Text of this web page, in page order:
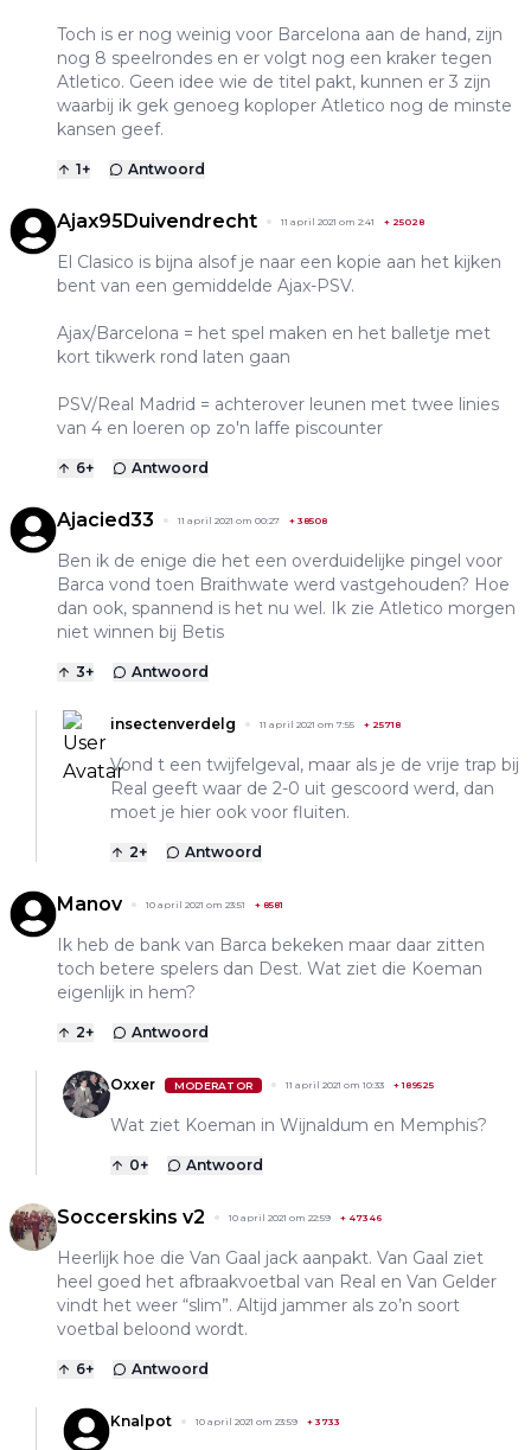
Toch is er nog weinig voor Barcelona aan de hand, zijn
nog 8 speelrondes en er volgt nog een kraker tegen
Atletico. Geen idee wie de titel pakt, kunnen er 3 zijn
waarbij ik gek genoeg koploper Atletico nog de minste
kansen geef.
1+ Antwoord
Ajax95Duivendrecht 11 april 2021 om 2:41 + 25028
El Clasico is bijna alsof je naar een kopie aan het kijken
bent van een gemiddelde Ajax-PSV.
Ajax/Barcelona = het spel maken en het balletje met
kort tikwerk rond laten gaan
PSV/Real Madrid = achterover leunen met twee linies
van 4 en loeren op zo'n laffe piscounter
6+ Antwoord
Ajacied33 11 april 2021 om 00:27 + 38508
Ben ik de enige die het een overduidelijke pingel voor
Barca vond toen Braithwate werd vastgehouden? Hoe
dan ook, spannend is het nu wel. Ik zie Atletico morgen
niet winnen bij Betis
3+ Antwoord
insectenverdelg 11 april 2021 om 7:55 + 25718
Vond t een twijfelgeval, maar als je de vrije trap bij
Real geeft waar de 2-0 uit gescoord werd, dan
moet je hier ook voor fluiten.
2+ Antwoord
Manov 10 april 2021 om 23:51 + 8581
Ik heb de bank van Barca bekeken maar daar zitten
toch betere spelers dan Dest. Wat ziet die Koeman
eigenlijk in hem?
2+ Antwoord
Oxxer MODERATOR 11 april 2021 om 10:33 +189525
Wat ziet Koeman in Wijnaldum en Memphis?
0+ Antwoord
Soccerskins v2 10 april 2021 om 22:59 + 47346
Heerlijk hoe die Van Gaal jack aanpakt. Van Gaal ziet
heel goed het afbraakvoetbal van Real en Van Gelder
vindt het weer “slim”. Altijd jammer als zo’n soort
voetbal beloond wordt.
6+ Antwoord
Knalpot 10 april 2021 om 23:59 + 3733